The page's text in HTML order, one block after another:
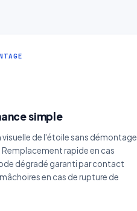
simple
de l'étoile sans démontage
Remplacement rapide en cas
dégradé garanti par contact
en cas de rupture de